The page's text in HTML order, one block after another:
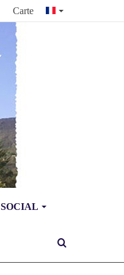
Carte
SOCIAL